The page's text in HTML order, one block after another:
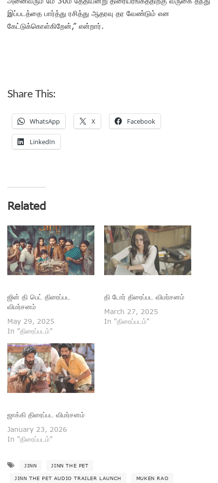
இப்படத்தை பார்த்து ரசித்து ஆதரவு தர வேண்டும் என
கேட்டுக்கொள்கிறேன்,” என்றார்.
Share This:
WhatsApp X Facebook
LinkedIn
Related
ஜின் தி பெட் திரைப்பட
விமர்சனம்
May 29, 2025
In "திரைப்படம்"
தி டோர் திரைப்பட விமர்சனம்
March 27, 2025
In "திரைப்படம்"
ஜாக்கி திரைப்பட விமர்சனம்
January 23, 2026
In "திரைப்படம்"
JINN JINN THE PET
JINN THE PET AUDIO TRAILER LAUNCH MUKEN RAO